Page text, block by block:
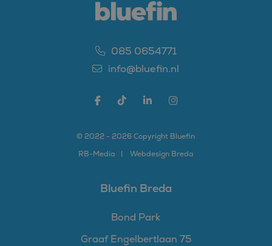
085 0654771
info@bluefin.nl
© 2022 - 2026 Copyright Bluefin
RB-Media Webdesign Breda
Bluefin Breda
Bond Park
Graaf Engelbertlaan 75